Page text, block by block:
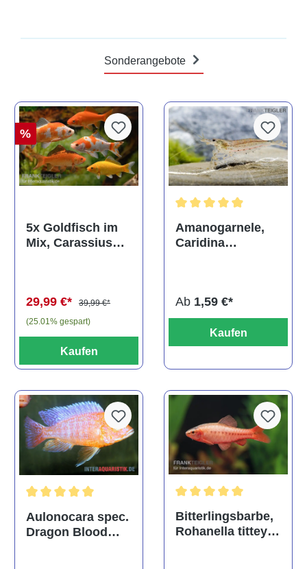
Sonderangebote
%
5x Goldfisch im
Mix, Carassius
29,99 €*
39,99 €*
(25.01% gespart)
Kaufen
Amanogarnele,
Caridina
Ab 1,59 €*
Kaufen
Durchschnittliche Bewertung von 5 von 5 Sternen
Aulonocara spec.
Dragon Blood
Bitterlingsbarbe,
Rohanella titteya,